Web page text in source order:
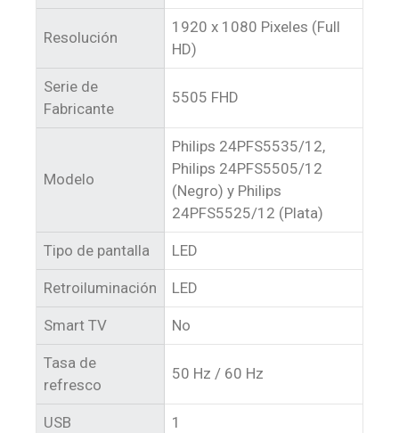
Resolución
1920 x 1080 Pixeles (Full
HD)
Serie de
Fabricante
5505 FHD
Modelo
Philips 24PFS5535/12,
Philips 24PFS5505/12
(Negro) y Philips
24PFS5525/12 (Plata)
Tipo de pantalla LED
Retroiluminación LED
Smart TV No
Tasa de
refresco
50 Hz / 60 Hz
USB 1